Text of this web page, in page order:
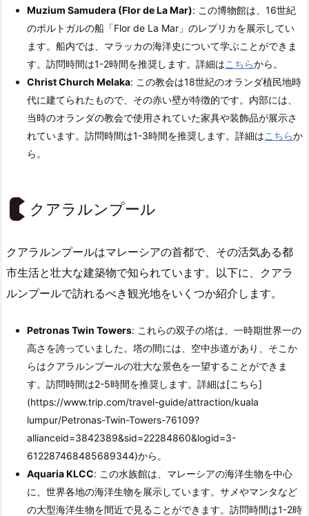
Muzium Samudera (Flor de La Mar): この博物館は、16世紀
のポルトガルの船「Flor de La Mar」のレプリカを展示してい
ます。船内では、マラッカの海洋史について学ぶことができま
す。訪問時間は1-2時間を推奨します。詳細はこちらから。
Christ Church Melaka: この教会は18世紀のオランダ植民地時
代に建てられたもので、その赤い壁が特徴的です。内部には、
当時のオランダの教会で使用されていた家具や装飾品が展示さ
れています。訪問時間は1-3時間を推奨します。詳細はこちらか
ら。
クアラルンプール
クアラルンプールはマレーシアの首都で、その活気ある都
市生活と壮大な建築物で知られています。以下に、クアラ
ルンプールで訪れるべき観光地をいくつか紹介します。
Petronas Twin Towers: これらの双子の塔は、一時期世界一の
高さを誇っていました。塔の間には、空中歩道があり、そこか
らはクアラルンプールの壮大な景色を一望することができま
す。訪問時間は2-5時間を推奨します。詳細は[こちら]
(https://www.trip.com/travel-guide/attraction/kuala
lumpur/Petronas-Twin-Towers-76109?
allianceid=3842389&sid=22284860&logid=3-
612287468485689344)から。
Aquaria KLCC: この水族館は、マレーシアの海洋生物を中心
に、世界各地の海洋生物を展示しています。サメやマンタなど
の大型海洋生物を間近で見ることができます。訪問時間は1-2時